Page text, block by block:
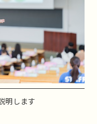
明します